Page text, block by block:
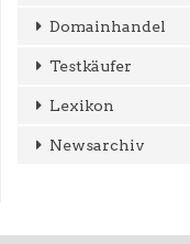
Domainhandel
Testkäufer
Lexikon
Newsarchiv